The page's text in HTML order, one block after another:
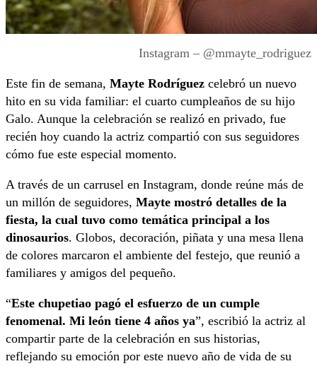
Instagram – @mmayte_rodriguez
Este fin de semana, Mayte Rodríguez celebró un nuevo
hito en su vida familiar: el cuarto cumpleaños de su hijo
Galo. Aunque la celebración se realizó en privado, fue
recién hoy cuando la actriz compartió con sus seguidores
cómo fue este especial momento.
A través de un carrusel en Instagram, donde reúne más de
un millón de seguidores, Mayte mostró detalles de la
fiesta, la cual tuvo como temática principal a los
dinosaurios. Globos, decoración, piñata y una mesa llena
de colores marcaron el ambiente del festejo, que reunió a
familiares y amigos del pequeño.
“Este chupetiao pagó el esfuerzo de un cumple
fenomenal. Mi león tiene 4 años ya”, escribió la actriz al
compartir parte de la celebración en sus historias,
reflejando su emoción por este nuevo año de vida de su